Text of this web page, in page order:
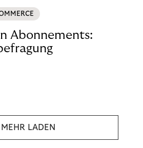
Abonnements:
MEHR LADEN